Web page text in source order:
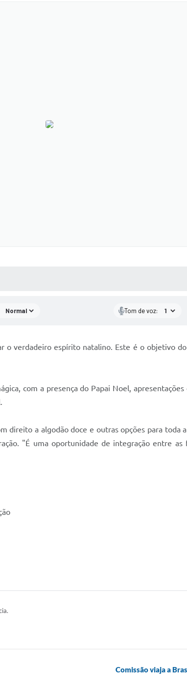
Tom de voz:
o verdadeiro espírito natalino. Este é o objetivo
com a presença do Papai Noel,
direito a algodão doce e outras opções para toda
"É uma oportunidade de integração entre
Comissão viaja a